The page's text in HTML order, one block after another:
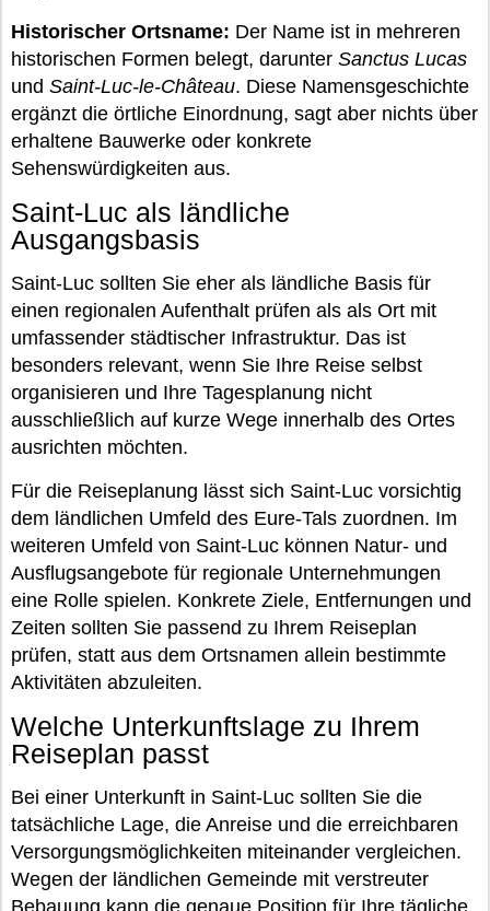
Historischer Ortsname: Der Name ist in mehreren
historischen Formen belegt, darunter Sanctus Lucas
und Saint-Luc-le-Château. Diese Namensgeschichte
ergänzt die örtliche Einordnung, sagt aber nichts über
erhaltene Bauwerke oder konkrete
Sehenswürdigkeiten aus.
Saint-Luc als ländliche
Ausgangsbasis
Saint-Luc sollten Sie eher als ländliche Basis für
einen regionalen Aufenthalt prüfen als als Ort mit
umfassender städtischer Infrastruktur. Das ist
besonders relevant, wenn Sie Ihre Reise selbst
organisieren und Ihre Tagesplanung nicht
ausschließlich auf kurze Wege innerhalb des Ortes
ausrichten möchten.
Für die Reiseplanung lässt sich Saint-Luc vorsichtig
dem ländlichen Umfeld des Eure-Tals zuordnen. Im
weiteren Umfeld von Saint-Luc können Natur- und
Ausflugsangebote für regionale Unternehmungen
eine Rolle spielen. Konkrete Ziele, Entfernungen und
Zeiten sollten Sie passend zu Ihrem Reiseplan
prüfen, statt aus dem Ortsnamen allein bestimmte
Aktivitäten abzuleiten.
Welche Unterkunftslage zu Ihrem
Reiseplan passt
Bei einer Unterkunft in Saint-Luc sollten Sie die
tatsächliche Lage, die Anreise und die erreichbaren
Versorgungsmöglichkeiten miteinander vergleichen.
Wegen der ländlichen Gemeinde mit verstreuter
Bebauung kann die genaue Position für Ihre tägliche